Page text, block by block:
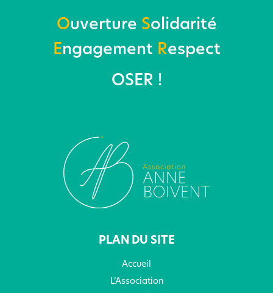
Ouverture Solidarité
Engagement Respect
OSER !
PLAN DU SITE
Accueil
L’Association